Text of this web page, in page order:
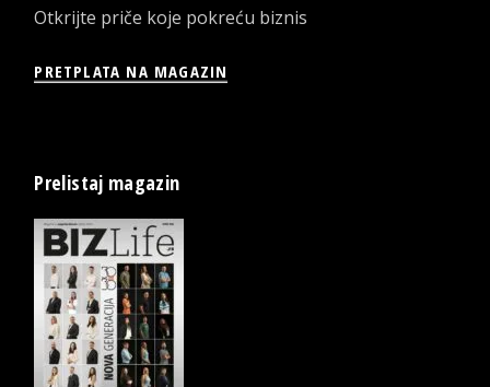
Otkrijte priče koje pokreću biznis
PRETPLATA NA MAGAZIN
Prelistaj magazin